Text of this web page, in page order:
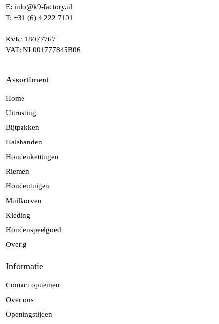
E: info@k9-factory.nl
T: +31 (6) 4 222 7101
KvK: 18077767
VAT: NL001777845B06
Assortiment
Home
Uitrusting
Bijtpakken
Halsbanden
Hondenkettingen
Riemen
Hondentuigen
Muilkorven
Kleding
Hondenspeelgoed
Overig
Informatie
Contact opnemen
Over ons
Openingstijden